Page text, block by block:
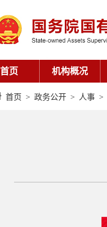
首页 机构概况
首页 > 政务公开 > 人事 >